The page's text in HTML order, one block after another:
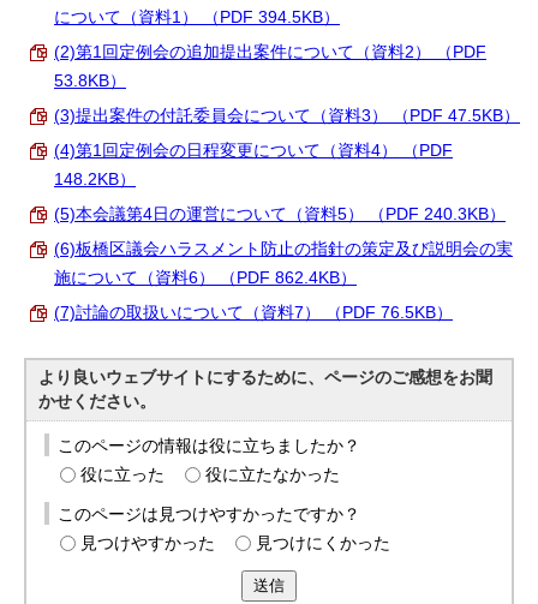
について（資料1） （PDF 394.5KB）
(2)第1回定例会の追加提出案件について（資料2） （PDF
53.8KB）
(3)提出案件の付託委員会について（資料3） （PDF 47.5KB）
(4)第1回定例会の日程変更について（資料4） （PDF
148.2KB）
(5)本会議第4日の運営について（資料5） （PDF 240.3KB）
(6)板橋区議会ハラスメント防止の指針の策定及び説明会の実
施について（資料6） （PDF 862.4KB）
(7)討論の取扱いについて（資料7） （PDF 76.5KB）
より良いウェブサイトにするために、ページのご感想をお聞
かせください。
このページの情報は役に立ちましたか？
役に立った
役に立たなかった
このページは見つけやすかったですか？
見つけやすかった
見つけにくかった
送信